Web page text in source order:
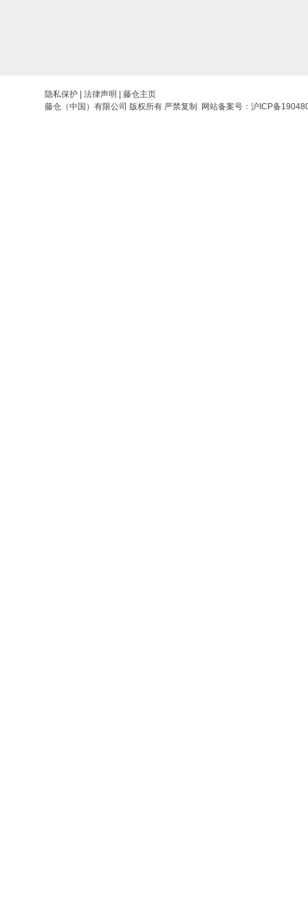
隐私保护 法律声明
藤仓主页
藤仓（中国）有限公司 版权所有 严禁复制 网站备案号： 沪ICP备